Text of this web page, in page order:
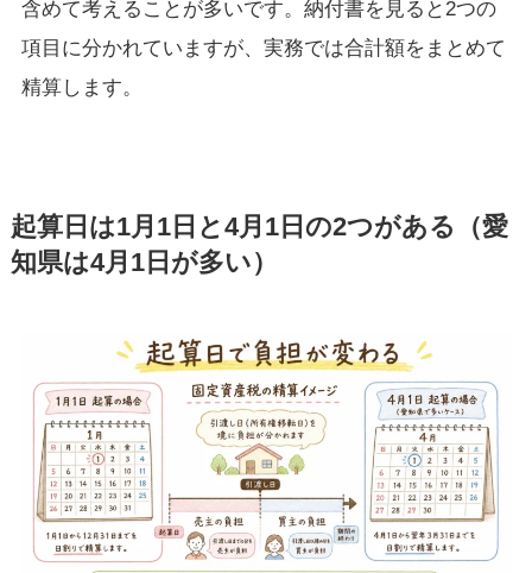
含めて考えることが多いです。納付書を見ると2つの
項目に分かれていますが、実務では合計額をまとめて
精算します。
起算日は1月1日と4月1日の2つがある（愛
知県は4月1日が多い）